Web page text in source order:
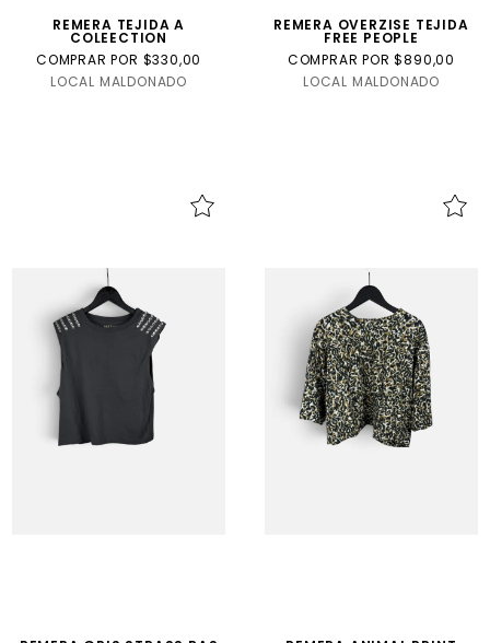
REMERA TEJIDA A
COLEECTION
COMPRAR POR $330,00
LOCAL MALDONADO
REMERA OVERZISE TEJIDA
FREE PEOPLE
COMPRAR POR $890,00
LOCAL MALDONADO